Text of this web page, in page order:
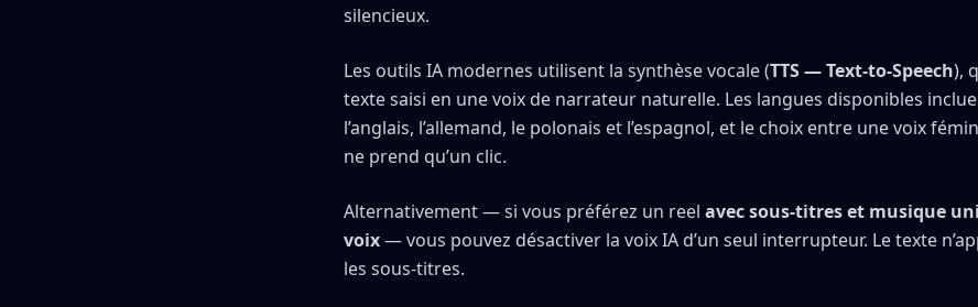
silencieux.
Les outils IA modernes utilisent la synthèse vocale (TTS — Text-to-Speech),
texte saisi en une voix de narrateur naturelle. Les langues disponibles
l’anglais, l’allemand, le polonais et l’espagnol, et le choix entre une voix
ne prend qu’un clic.
Alternativement — si vous préférez un reel avec sous-titres et musique
voix— vous pouvez désactiver la voix IA d’un seul interrupteur. Le texte
les sous-titres.